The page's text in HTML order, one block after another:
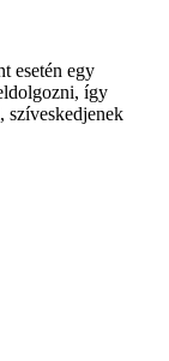
esetén egy
így
szíveskedjenek